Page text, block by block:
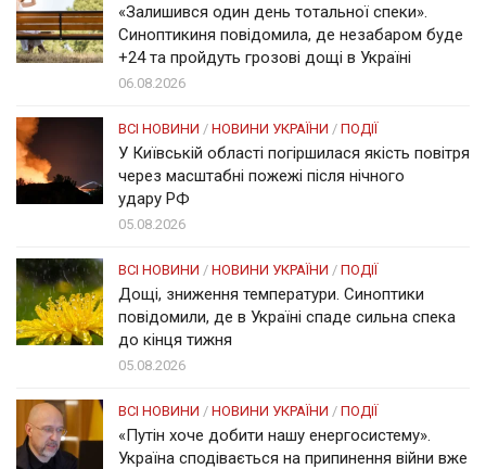
«Залишився один день тотальної спеки».
Синоптикиня повідомила, де незабаром буде
+24 та пройдуть грозові дощі в Україні
06.08.2026
ВСІ НОВИНИ / НОВИНИ УКРАЇНИ / ПОДІЇ
У Київській області погіршилася якість повітря
через масштабні пожежі після нічного
удару РФ
05.08.2026
ВСІ НОВИНИ / НОВИНИ УКРАЇНИ / ПОДІЇ
Дощі, зниження температури. Синоптики
повідомили, де в Україні спаде сильна спека
до кінця тижня
05.08.2026
ВСІ НОВИНИ / НОВИНИ УКРАЇНИ / ПОДІЇ
«Путін хоче добити нашу енергосистему».
Україна сподівається на припинення війни вже